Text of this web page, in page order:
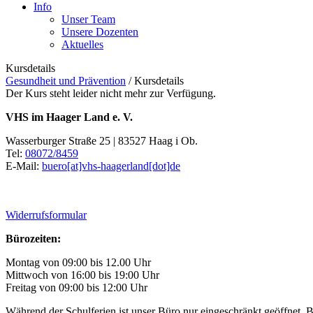
Info
Unser Team
Unsere Dozenten
Aktuelles
Kursdetails
Gesundheit und Prävention /Kursdetails
Der Kurs steht leider nicht mehr zur Verfügung.
VHS im Haager Land e. V.
Wasserburger Straße 25 | 83527 Haag i Ob.
Tel: 08072/8459
E-Mail: buero[at]vhs-haagerland[dot]de
Widerrufsformular
Bürozeiten:
Montag von 09:00 bis 12.00 Uhr
Mittwoch von 16:00 bis 19:00 Uhr
Freitag von 09:00 bis 12:00 Uhr